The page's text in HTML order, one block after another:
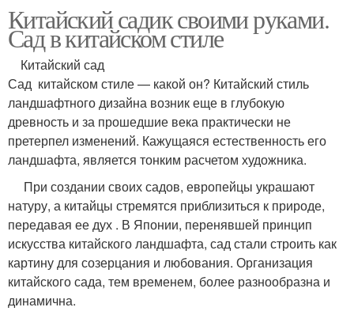
Китайский садик своими руками.
Сад в китайском стиле
Китайский сад
Сад китайском стиле — какой он? Китайский стиль
ландшафтного дизайна возник еще в глубокую
древность и за прошедшие века практически не
претерпел изменений. Кажущаяся естественность его
ландшафта, является тонким расчетом художника.
При создании своих садов, европейцы украшают
натуру, а китайцы стремятся приблизиться к природе,
передавая ее дух . В Японии, перенявшей принцип
искусства китайского ландшафта, сад стали строить как
картину для созерцания и любования. Организация
китайского сада, тем временем, более разнообразна и
динамична.